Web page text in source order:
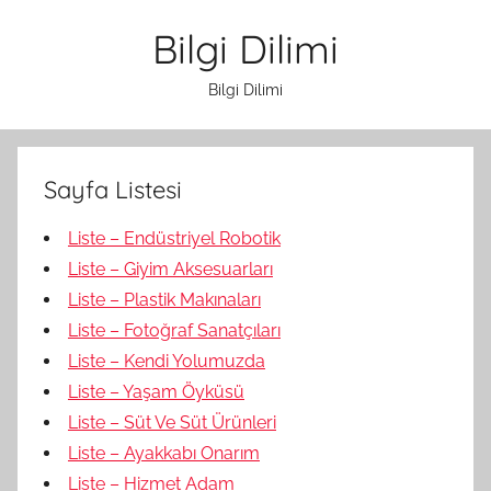
Bilgi Dilimi
Bilgi Dilimi
Sayfa Listesi
Liste – Endüstriyel Robotik
Liste – Giyim Aksesuarları
Liste – Plastik Makınaları
Liste – Fotoğraf Sanatçıları
Liste – Kendi Yolumuzda
Liste – Yaşam Öyküsü
Liste – Süt Ve Süt Ürünleri
Liste – Ayakkabı Onarım
Liste – Hizmet Adam